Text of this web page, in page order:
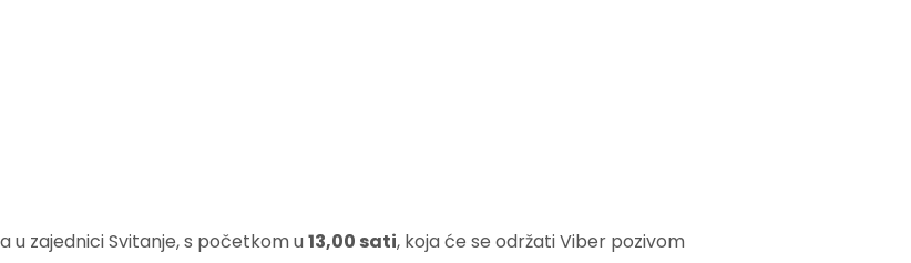
u zajednici Svitanje, s početkom u13,00 sati, koja će se održati Viber pozivom